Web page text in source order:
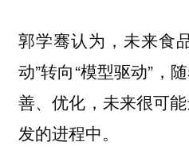
郭学骞认为，未来食
动”转向“模型驱动”，
善、优化，未来很可
发的进程中。